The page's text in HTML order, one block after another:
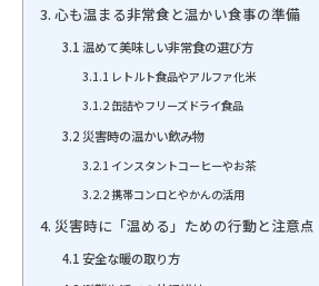
3. 心も温まる非常食と温かい食事の準備
3.1 温めて美味しい非常食の選び方
3.1.1 レトルト食品やアルファ化米
3.1.2 缶詰やフリーズドライ食品
3.2 災害時の温かい飲み物
3.2.1 インスタントコーヒーやお茶
3.2.2 携帯コンロとやかんの活用
4. 災害時に「温める」ための行動と注意点
4.1 安全な暖の取り方